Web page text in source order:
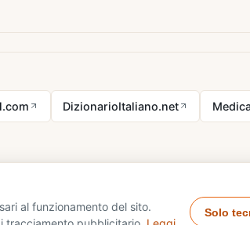
DizionarioItaliano.net
al funzionamento del sito.
Solo